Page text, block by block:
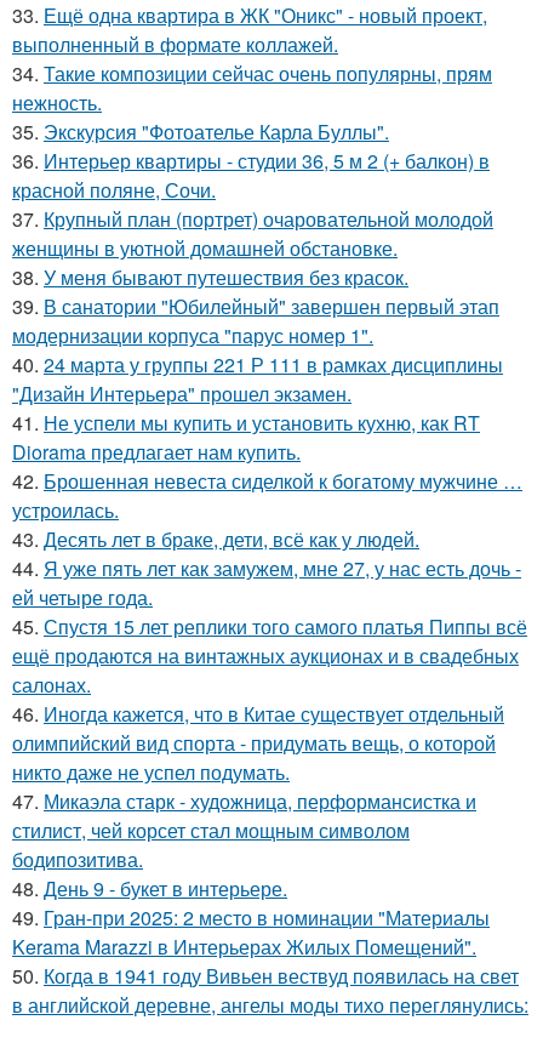
33. Ещё одна квартира в ЖК "Оникс" - новый проект,
выполненный в формате коллажей.
34. Такие композиции сейчас очень популярны, прям
нежность.
35. Экскурсия "Фотоателье Карла Буллы".
36. Интерьер квартиры - студии 36, 5 м 2 (+ балкон) в
красной поляне, Сочи.
37. Крупный план (портрет) очаровательной молодой
женщины в уютной домашней обстановке.
38. У меня бывают путешествия без красок.
39. В санатории "Юбилейный" завершен первый этап
модернизации корпуса "парус номер 1".
40. 24 марта у группы 221 Р 111 в рамках дисциплины
"Дизайн Интерьера" прошел экзамен.
41. Не успели мы купить и установить кухню, как RT
Diorama предлагает нам купить.
42. Брошенная невеста сиделкой к богатому мужчине …
устроилась.
43. Десять лет в браке, дети, всё как у людей.
44. Я уже пять лет как замужем, мне 27, у нас есть дочь -
ей четыре года.
45. Спустя 15 лет реплики того самого платья Пиппы всё
ещё продаются на винтажных аукционах и в свадебных
салонах.
46. Иногда кажется, что в Китае существует отдельный
олимпийский вид спорта - придумать вещь, о которой
никто даже не успел подумать.
47. Микаэла старк - художница, перформансистка и
стилист, чей корсет стал мощным символом
бодипозитива.
48. День 9 - букет в интерьере.
49. Гран-при 2025: 2 место в номинации "Материалы
Kerama Marazzi в Интерьерах Жилых Помещений".
50. Когда в 1941 году Вивьен вествуд появилась на свет
в английской деревне, ангелы моды тихо переглянулись: